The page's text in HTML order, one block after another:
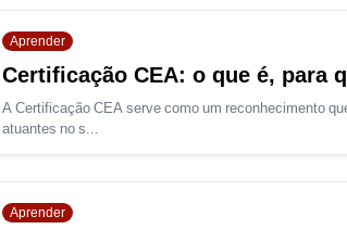
Aprender
Certificação CEA: o que é, para
A Certificação CEA serve como um reconhecimento
atuantes no s...
Aprender